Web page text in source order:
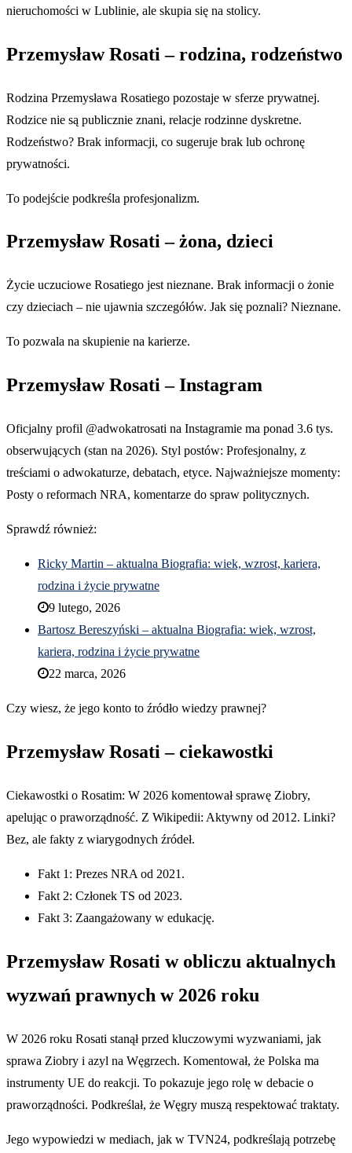
nieruchomości w Lublinie, ale skupia się na stolicy.
Przemysław Rosati – rodzina, rodzeństwo
Rodzina Przemysława Rosatiego pozostaje w sferze prywatnej.
Rodzice nie są publicznie znani, relacje rodzinne dyskretne.
Rodzeństwo? Brak informacji, co sugeruje brak lub ochronę
prywatności.
To podejście podkreśla profesjonalizm.
Przemysław Rosati – żona, dzieci
Życie uczuciowe Rosatiego jest nieznane. Brak informacji o żonie
czy dzieciach – nie ujawnia szczegółów. Jak się poznali? Nieznane.
To pozwala na skupienie na karierze.
Przemysław Rosati – Instagram
Oficjalny profil @adwokatrosati na Instagramie ma ponad 3.6 tys.
obserwujących (stan na 2026). Styl postów: Profesjonalny, z
treściami o adwokaturze, debatach, etyce. Najważniejsze momenty:
Posty o reformach NRA, komentarze do spraw politycznych.
Sprawdź również:
Ricky Martin – aktualna Biografia: wiek, wzrost, kariera,
rodzina i życie prywatne
9 lutego, 2026
Bartosz Bereszyński – aktualna Biografia: wiek, wzrost,
kariera, rodzina i życie prywatne
22 marca, 2026
Czy wiesz, że jego konto to źródło wiedzy prawnej?
Przemysław Rosati – ciekawostki
Ciekawostki o Rosatim: W 2026 komentował sprawę Ziobry,
apelując o praworządność. Z Wikipedii: Aktywny od 2012. Linki?
Bez, ale fakty z wiarygodnych źródeł.
Fakt 1: Prezes NRA od 2021.
Fakt 2: Członek TS od 2023.
Fakt 3: Zaangażowany w edukację.
Przemysław Rosati w obliczu aktualnych
wyzwań prawnych w 2026 roku
W 2026 roku Rosati stanął przed kluczowymi wyzwaniami, jak
sprawa Ziobry i azyl na Węgrzech. Komentował, że Polska ma
instrumenty UE do reakcji. To pokazuje jego rolę w debacie o
praworządności. Podkreślał, że Węgry muszą respektować traktaty.
Jego wypowiedzi w mediach, jak w TVN24, podkreślają potrzebę